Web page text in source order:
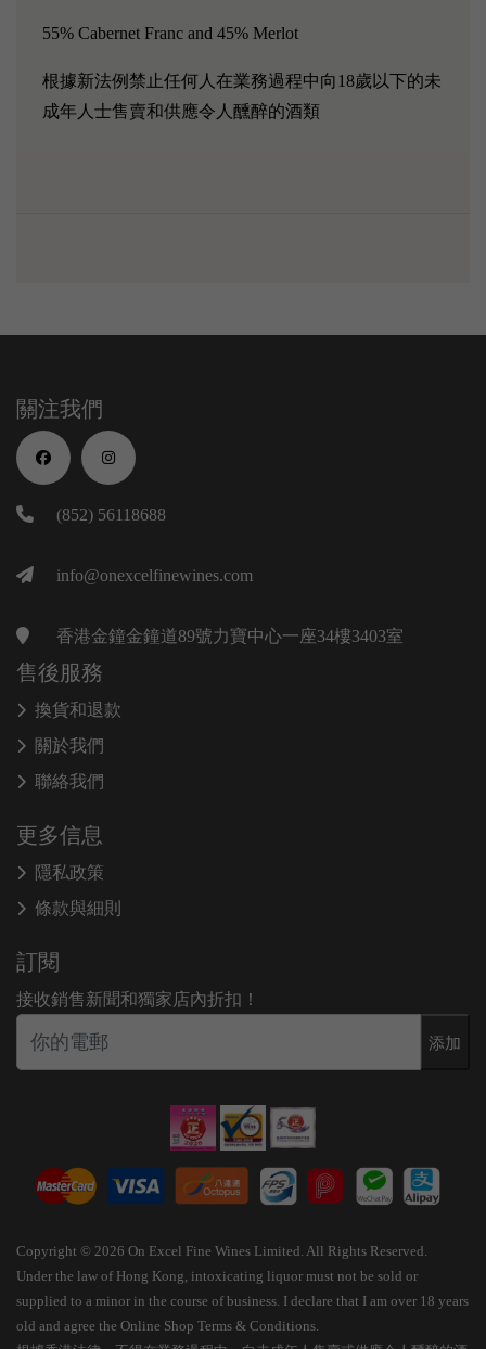
55% Cabernet Franc and 45% Merlot
根據新法例禁止任何人在業務過程中向18歲以下的未
成年人士售賣和供應令人醺醉的酒類
關注我們
(852) 56118688
info@onexcelfinewines.com
香港金鐘金鐘道89號力寶中心一座34樓3403室
售後服務
換貨和退款
關於我們
聯絡我們
更多信息
隱私政策
條款與細則
訂閱
接收銷售新聞和獨家店內折扣！
添加
Copyright © 2026 On Excel Fine Wines Limited. All Rights Reserved.
Under the law of Hong Kong, intoxicating liquor must not be sold or
supplied to a minor in the course of business. I declare that I am over 18 years
old and agree the Online Shop Terms & Conditions.